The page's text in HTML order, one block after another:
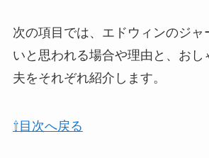
次の項目では、エドウィンのジャ
いと思われる場合や理由と、おし
夫をそれぞれ紹介します。
⇧目次へ戻る